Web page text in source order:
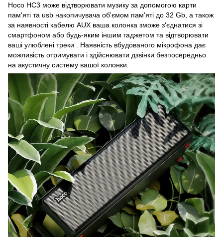
Hoco HC3 може відтворювати музику за допомогою карти
пам'яті та usb накопичувача об'ємом пам'яті до 32 Gb, а також
за наявності кабелю AUX ваша колонка зможе з'єднатися зі
смартфоном або будь-яким іншим гаджетом та відтворювати
ваші улюблені треки . Наявність вбудованого мікрофона дає
можливість отримувати і здійснювати дзвінки безпосередньо
на акустичну систему вашої колонки.